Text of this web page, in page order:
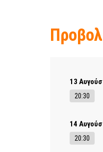
13
20:30
14
20:30